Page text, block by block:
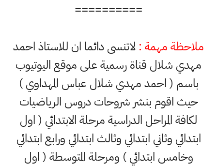
==========
ملاحظة مهمة : لاتنسى دائما ان للاستاذ احمد
مهدي شلال قناة رسمية على موقع اليوتيوب
باسم ( احمد مهدي شلال عباس المهداوي )
حيث اقوم بنشر شروحات دروس الرياضيات
لكافة المراحل الدراسية مرحلة الابتدائي ( اول
ابتدائي وثاني ابتدائي وثالث ابتدائي ورابع ابتدائي
وخامس ابتدائي ) ومرحلة المتوسطة ( اول